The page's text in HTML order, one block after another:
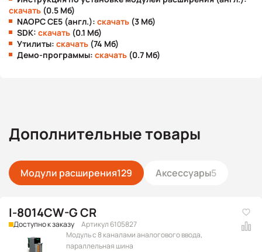
скачать (0.5 Мб)
NAOPC CE5 (англ.): скачать (3 Мб)
SDK: скачать (0.1 Мб)
Утилиты: скачать (74 Мб)
Демо-программы: скачать (0.7 Мб)
Дополнительные товары
Модули расширения129 Аксессуары5
I-8014CW-G CR
Доступно к заказу
Артикул 6105827
Модуль с 8 каналами аналогового ввода,
параллельная шина